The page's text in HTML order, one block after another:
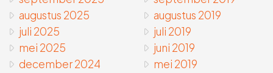
augustus 2025
juli 2025
mei 2025
december 2024
augustus 2019
juli 2019
juni 2019
mei 2019